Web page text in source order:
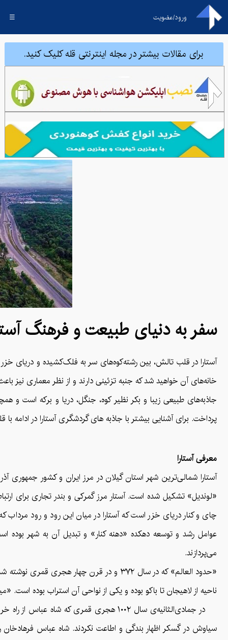
ورود/عضویت ☰
برای مقالات بیشتر در مجله اینترنتی قله کلیک کنید.
سفر به دنیای طبیعت و فرهنگ
آستارا در قلب تالش، بین رشته‌کوه‌های سر به فلک‌کشیده و دریای
خانه‌های آن خواهید شد که جنبه تزئینی دارند و از نظر معماری نیز
جاذبه‌های طبیعی زیبا و بکر نظیر کوه، جنگل، دریا و برکه است و
پرداخت. برای آشنایی بیشتر با جاذبه های گردشگری آستارا در ادامه با
معرفی آستارا
آستارا شمالی‌ترین شهر استان گیلان در مرز ایران و کشور جمهوری
«لوندیل» تشکیل شده است. آستار مرز گمرکی و بندر تجاری برای
چای و کنار دریای خزر است که آستارا در میان این رود و رود
عوامل رشد و توسعه دهکده‌ «دهنه کنار» و تبدیل آن به شهر بوده
می‌پردازند.
«حدود العالم» که در سال ۳۷۲ و در قرن
ناحیه از لاهیجان تا باکو بوده و یکی از نواحی آن استراب بوده است. «میرخواند» از تاریخ نویسان قرن ۹ هجری قمری
در جمادی‌الثانیه‌ی سال ۱۰۰۲ هجری قمری
سیاوش در گسکر اظهار بندگی و اطاعت نکردند. شاه عباس فرهادخان